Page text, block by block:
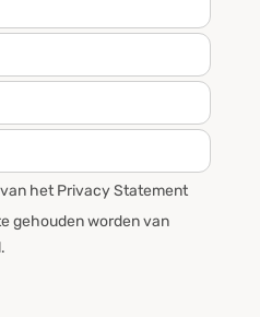
het Privacy Statement
gehouden worden van